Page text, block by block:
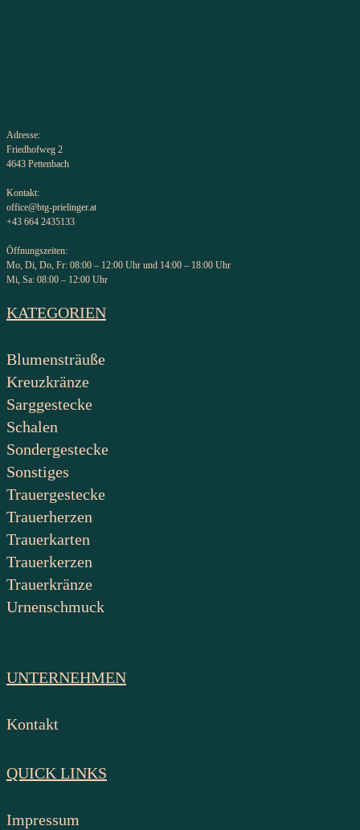
Adresse:
Friedhofweg 2
4643 Pettenbach
Kontakt:
office@btg-prielinger.at
+43 664 2435133
Öffnungszeiten:
Mo, Di, Do, Fr: 08:00 – 12:00 Uhr und 14:00 – 18:00 Uhr
Mi, Sa: 08:00 – 12:00 Uhr
KATEGORIEN
Blumensträuße
Kreuzkränze
Sarggestecke
Schalen
Sondergestecke
Sonstiges
Trauergestecke
Trauerherzen
Trauerkarten
Trauerkerzen
Trauerkränze
Urnenschmuck
UNTERNEHMEN
Kontakt
QUICK LINKS
Impressum